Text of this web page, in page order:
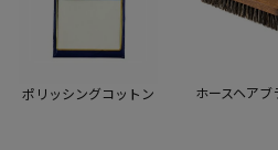
ポリッシングコットン ホースヘアブ